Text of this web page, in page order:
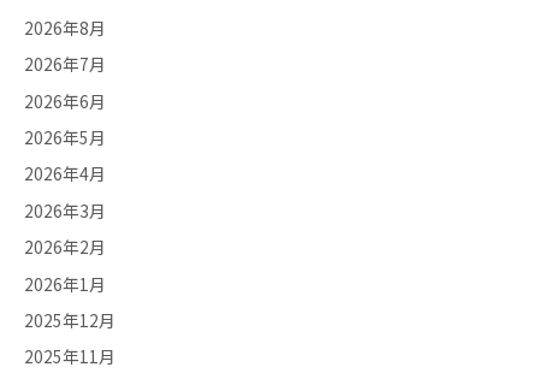
2026年8月
2026年7月
2026年6月
2026年5月
2026年4月
2026年3月
2026年2月
2026年1月
2025年12月
2025年11月